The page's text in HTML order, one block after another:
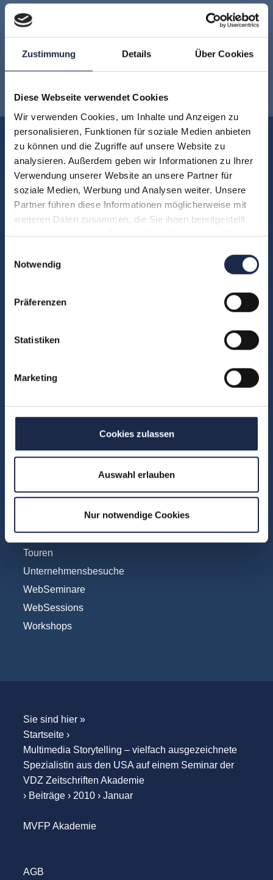
Zustimmung Details Über Cookies
Diese Webseite verwendet Cookies
Wir verwenden Cookies, um Inhalte und Anzeigen zu
personalisieren, Funktionen für soziale Medien anbieten
zu können und die Zugriffe auf unsere Website zu
analysieren. Außerdem geben wir Informationen zu Ihrer
Verwendung unserer Website an unsere Partner für
soziale Medien, Werbung und Analysen weiter. Unsere
Partner führen diese Informationen möglicherweise mit
weiteren Daten zusammen, die Sie ihnen bereitgestellt
Notwendig
Präferenzen
Statistiken
Marketing
Cookies zulassen
Auswahl erlauben
Nur notwendige Cookies
Keine Veranstaltung mehr verpassen:
Jetzt für denMVFP Akademie
Akademie
Über uns
FAQ
Unsere Experten
Teilnehmerstimmen
Abo & Subscription
Fachübergreifend
IT und Digital
Social & Community
Konferenzen
Touren
Unternehmensbesuche
WebSeminare
WebSessions
Workshops
Sie sind hier »
Startseite›
Multimedia Storytelling – vielfach ausgezeichnete
Spezialistin aus den USA auf einem Seminar der
VDZ Zeitschriften Akademie
› Beiträge› 2010› Januar
MVFP Akademie
AGB